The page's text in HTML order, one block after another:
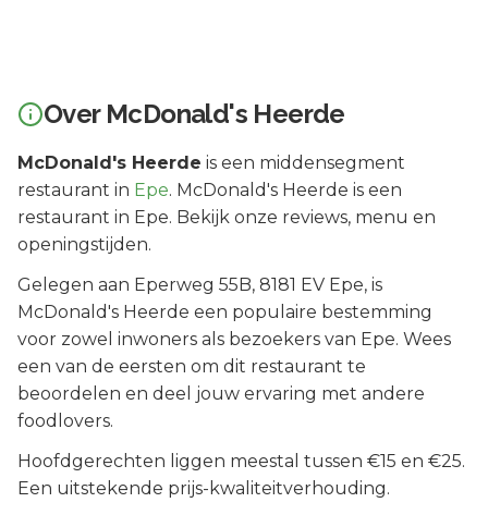
Over McDonald's Heerde
McDonald's Heerde is een middensegment
restaurant in Epe. McDonald's Heerde is een
restaurant in Epe. Bekijk onze reviews, menu en
openingstijden.
Gelegen aan Eperweg 55B, 8181 EV Epe, is
McDonald's Heerde een populaire bestemming
voor zowel inwoners als bezoekers van Epe. Wees
een van de eersten om dit restaurant te
beoordelen en deel jouw ervaring met andere
foodlovers.
Hoofdgerechten liggen meestal tussen €15 en €25.
Een uitstekende prijs-kwaliteitverhouding.